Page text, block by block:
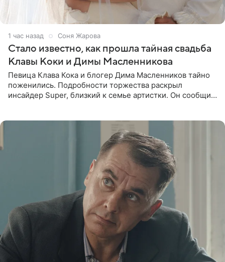
1 час назад Соня Жарова
Стало известно, как прошла тайная свадьба
Клавы Коки и Димы Масленникова
Певица Клава Кока и блогер Дима Масленников тайно
поженились. Подробности торжества раскрыл
инсайдер Super, близкий к семье артистки. Он сообщил,